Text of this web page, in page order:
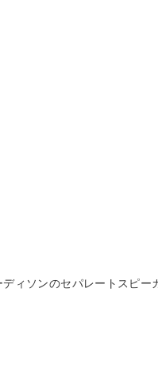
ィソンのセパレートスピー